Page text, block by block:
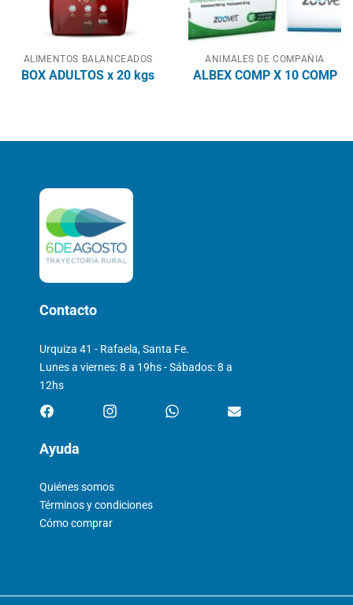
ALIMENTOS BALANCEADOS
BOX ADULTOS x 20 kgs
ANIMALES DE COMPAÑIA
ALBEX COMP X 10 COMP
Contacto
Urquiza 41 - Rafaela, Santa Fe.
Lunes a viernes: 8 a 19hs - Sábados: 8 a
12hs
Ayuda
Quiénes somos
Términos y condiciones
Cómo comprar